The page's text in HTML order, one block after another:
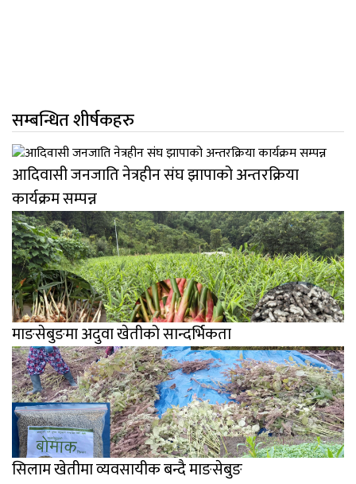
सम्बन्धित शीर्षकहरु
आदिवासी जनजाति नेत्रहीन संघ झापाको अन्तरक्रिया
कार्यक्रम सम्पन्न
माङसेबुङमा अदुवा खेतीको सान्दर्भिकता
सिलाम खेतीमा व्यवसायीक बन्दै माङसेबुङ